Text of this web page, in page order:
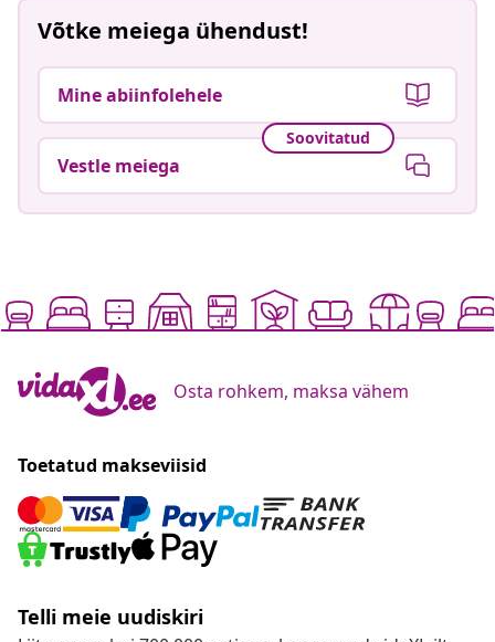
Võtke meiega ühendust!
Mine abiinfolehele
Soovitatud
Vestle meiega
Osta rohkem, maksa vähem
Toetatud makseviisid
Telli meie uudiskiri